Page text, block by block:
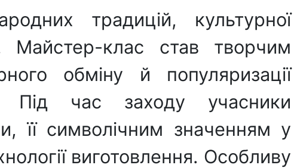
традицій, культурної
Майстер-клас став творчим
обміну й популяризації
Під час заходу учасники
її символічним значенням у
виготовлення. Особливу